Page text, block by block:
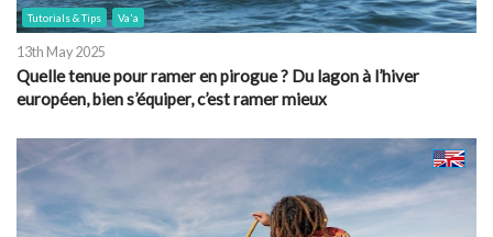
Tutorials & Tips Va'a
13th May 2025
Quelle tenue pour ramer en pirogue ? Du lagon à l’hiver
européen, bien s’équiper, c’est ramer mieux